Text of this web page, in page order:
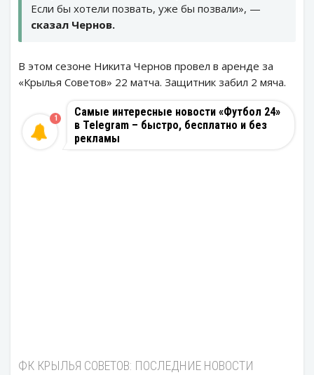
Если бы хотели позвать, уже бы позвали», —
сказал Чернов.
В этом сезоне Никита Чернов провел в аренде за
«Крылья Советов» 22 матча. Защитник забил 2 мяча.
Самые интересные новости «Футбол 24»
в Telegram – быстро, бесплатно и без
рекламы
1
ФК КРЫЛЬЯ СОВЕТОВ: ПОСЛЕДНИЕ НОВОСТИ